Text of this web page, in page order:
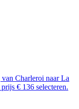
Charleroi naar La
€ 136 selecteren.